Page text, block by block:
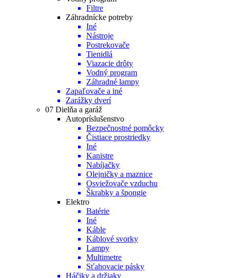
Filtre
Záhradnícke potreby
Iné
Nástroje
Postrekovače
Tienidlá
Viazacie drôty
Vodný program
Záhradné lampy
Zapaľovače a iné
Zarážky dverí
07 Dielňa a garáž
Autopríslušenstvo
Bezpečnostné pomôcky
Čistiace prostriedky
Iné
Kanistre
Nabíjačky
Olejničky a maznice
Osviežovače vzduchu
Škrabky a špongie
Elektro
Batérie
Iné
Káble
Káblové svorky
Lampy
Multimetre
Sťahovacie pásky
Háčiky a držiaky